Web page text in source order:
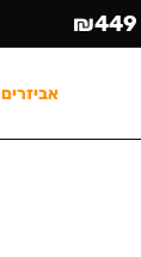
אביזרים